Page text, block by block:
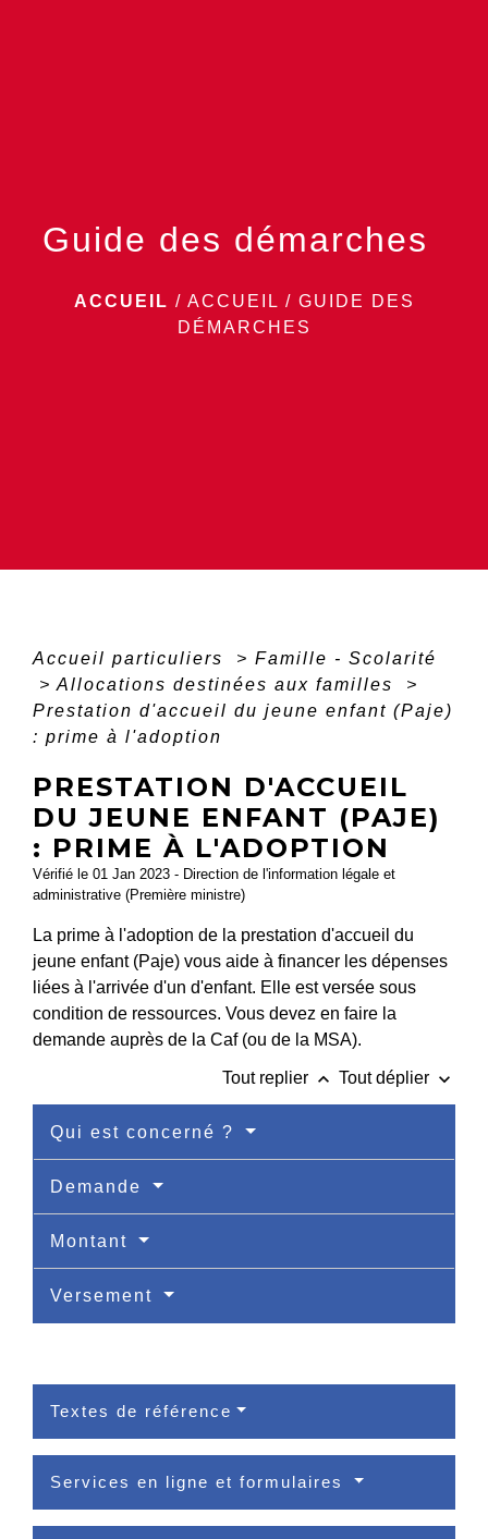
Guide des démarches
ACCUEIL / ACCUEIL / GUIDE DES
DÉMARCHES
Accueil particuliers > Famille - Scolarité
> Allocations destinées aux familles
>
Prestation d'accueil du jeune enfant (Paje)
: prime à l'adoption
PRESTATION D'ACCUEIL
DU JEUNE ENFANT (PAJE)
: PRIME À L'ADOPTION
Vérifié le 01 Jan 2023 - Direction de l'information légale et
administrative (Première ministre)
La prime à l'adoption de la prestation d'accueil du
jeune enfant (Paje) vous aide à financer les dépenses
liées à l'arrivée d'un d'enfant. Elle est versée sous
condition de ressources. Vous devez en faire la
demande auprès de la Caf (ou de la MSA).
Tout replier keyboard_arrow_up Tout déplier keyboard_arrow_down
Qui est concerné ?
Demande
Montant
Versement
Textes de référence
Services en ligne et formulaires